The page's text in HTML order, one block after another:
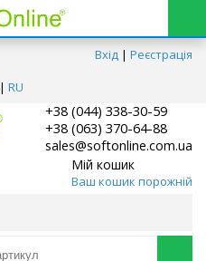
Вхід | Реєстрація
| RU
+38 (044) 338-30-59
+38 (063) 370-64-88
sales@softonline.com.ua
Мій кошик
Ваш кошик порожній